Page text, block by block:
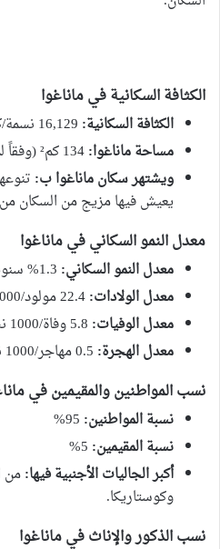
الكثافة السكانية في ماناغوا
الكثافة السكانية:
مساحة ماناغوا:
ويشتهر سكان ماناغوا ب:
يعيش فيها مزيج من السكان من
معدل النمو السكاني في ماناغوا
معدل النمو السكاني:
معدل الولادات:
معدل الوفيات:
معدل الهجرة:
نسب المواطنين والمقيمين في
نسبة المواطنين:
نسبة المقيمين:
أكبر الجاليات الأجنبية فيها:من
وكوستاريكا.
نسب الذكور والإناث في ماناغوا